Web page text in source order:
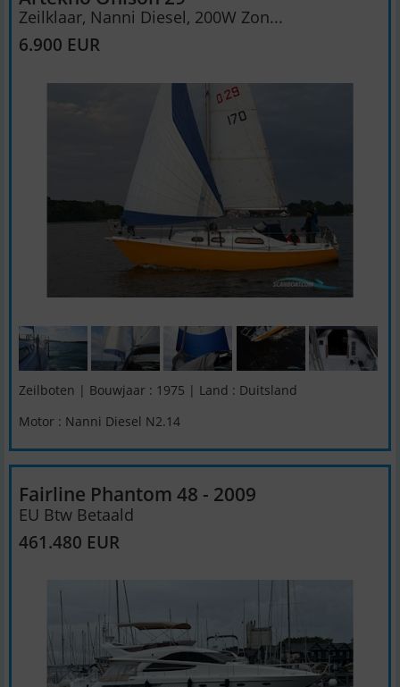
Zeilklaar, Nanni Diesel, 200W Zon...
6.900 EUR
Zeilboten | Bouwjaar : 1975 | Land : Duitsland
Motor : Nanni Diesel N2.14
Fairline Phantom 48 - 2009
EU Btw Betaald
461.480 EUR